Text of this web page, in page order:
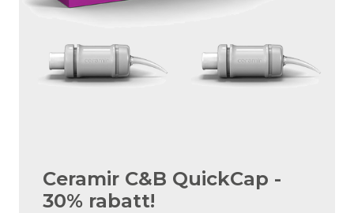
Ceramir C&B QuickCap -
30% rabatt!